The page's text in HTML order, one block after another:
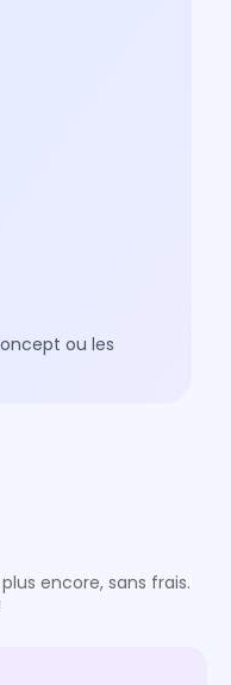
ou les
encore, sans frais.